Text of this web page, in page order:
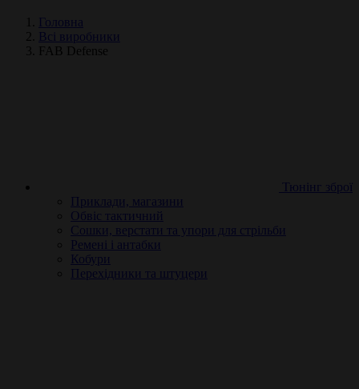
Головна
Всі виробники
FAB Defense
Тюнінг зброї
Приклади, магазини
Обвіс тактичний
Сошки, верстати та упори для стрільби
Ремені і антабки
Кобури
Перехідники та штуцери